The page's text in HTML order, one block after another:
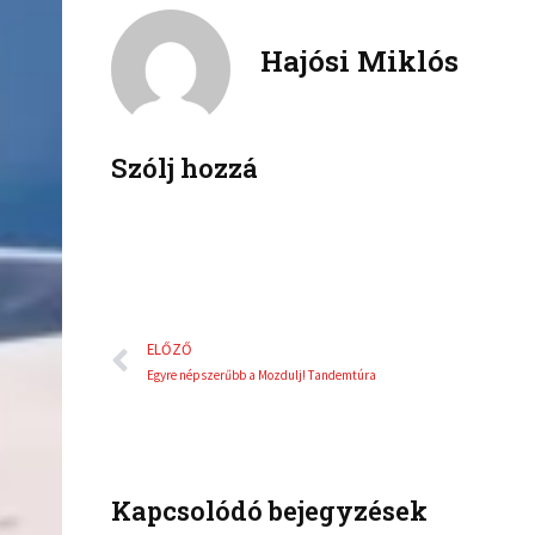
c
o
w
i
Hajósi Miklós
Szólj hozzá
Előző
ELŐZŐ
Egyre népszerűbb a Mozdulj! Tandemtúra
Kapcsolódó bejegyzések